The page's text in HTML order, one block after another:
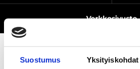
Suostumus Yksityiskohdat
Verkkosivusto